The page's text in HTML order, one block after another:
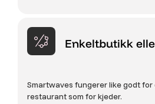
Enkeltbutikk
Smartwaves fungerer like godt
restaurant som for kjeder.